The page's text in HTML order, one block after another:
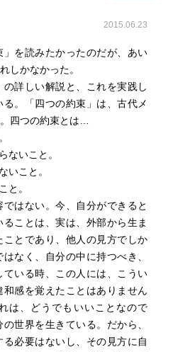
2015.06.23
を読みたかったのだが、あい
しかなかった。
詳しい解説と、これを実践し
。「四つの約束」は、古代メ
四つの約束とは…
いこと。
こと。
と。
はない。今、自分ができると
ことは、実は、外部から生ま
とであり、他人の見方でしか
なく、自分の中に持つべき、
ている時、この人には、こうい
感を覚えたことはありません
は、どうでもいいことなので
世界を生きている。だから、
必要はないし、その見方に自